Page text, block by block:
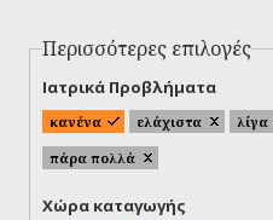
Περισσότερες επιλογές
Ιατρικά Προβλήματα
κανένα ελάχιστα λίγα
πάρα πολλά
Χώρα καταγωγής